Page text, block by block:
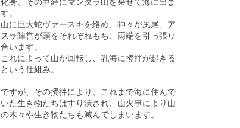
化身、その甲羅にマンダラ山を乗せて海に出ま
す。
山に巨大蛇ヴァースキを絡め、神々が尻尾、ア
スラ陣営が頭をそれぞれもち、両端を引っ張り
合います。
これによって山が回転し、乳海に攪拌が起きる
という仕組み。
ですが、その攪拌により、これまで海に住んで
いた生き物たちはすり潰され、山火事により山
の木々や生き物たちも滅んでしまいます。